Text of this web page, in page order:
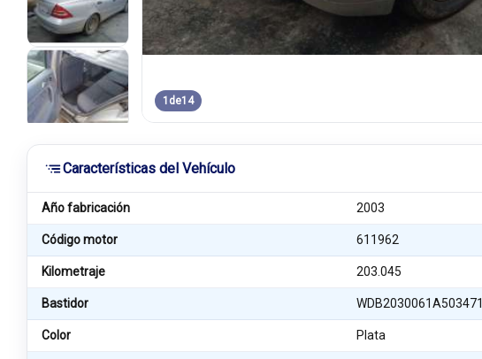
1 de14
Características del Vehículo
Año fabricación 2003
Código motor 611962
Kilometraje 203.045
Bastidor WDB2030061A503471
Color Plata